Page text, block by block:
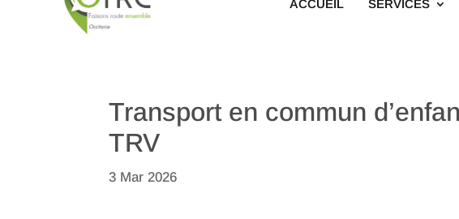
ACCUEIL SERVICES
Transport en commun
TRV
3 Mar 2026